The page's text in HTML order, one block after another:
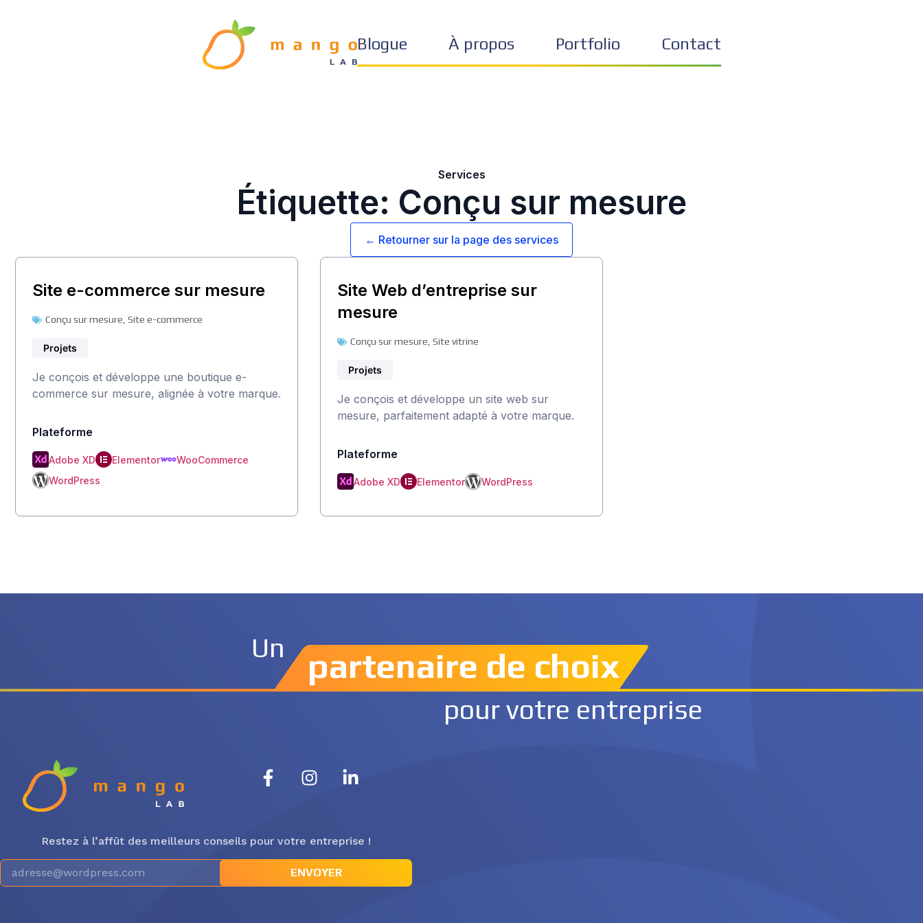
Blogue À propos Portfolio Contact
Services
Étiquette: Conçu sur mesure
← Retourner sur la page des services
Site e-commerce sur mesure
Conçu sur mesure Site e-commerce
Projets
Je conçois et développe une boutique e-
commerce sur mesure, alignée à votre marque.
Plateforme
Adobe XD Elementor
WooCommerce
WordPress
Site Web d’entreprise sur
mesure
Conçu sur mesure Site vitrine
Projets
Je conçois et développe un site web sur
mesure, parfaitement adapté à votre marque.
Plateforme
Adobe XD Elementor WordPress
Un partenaire de choix
pour votre entreprise
Restez à l’affût des meilleurs conseils pour votre entreprise !
ENVOYER